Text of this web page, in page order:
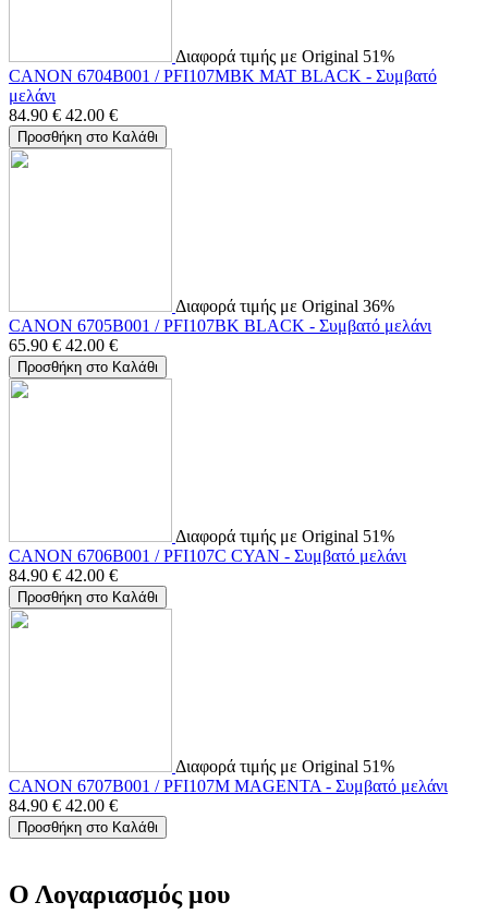
Διαφορά τιμής με Original 51%
CANON 6704B001 / PFI107MBK MAT BLACK - Συμβατό
μελάνι
84.90 € 42.00 €
Προσθήκη στο Καλάθι
Διαφορά τιμής με Original 36%
CANON 6705B001 / PFI107BK BLACK - Συμβατό μελάνι
65.90 € 42.00 €
Προσθήκη στο Καλάθι
Διαφορά τιμής με Original 51%
CANON 6706B001 / PFI107C CYAN - Συμβατό μελάνι
84.90 € 42.00 €
Προσθήκη στο Καλάθι
Διαφορά τιμής με Original 51%
CANON 6707B001 / PFI107M MAGENTA - Συμβατό μελάνι
84.90 € 42.00 €
Προσθήκη στο Καλάθι
Ο Λογαριασμός μου